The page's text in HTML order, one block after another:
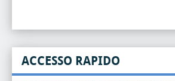
ACCESSO RAPIDO